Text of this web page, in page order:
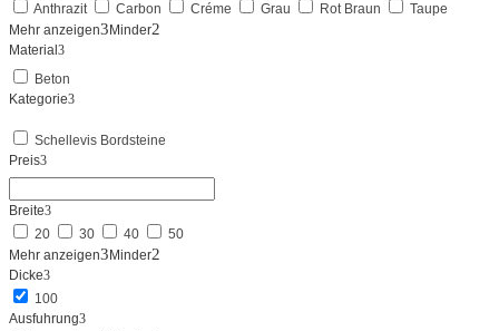
Anthrazit Carbon Créme Grau Rot Braun
Taupe
Mehr anzeigen
Minder
Material
Beton
Kategorie
Schellevis Bordsteine
Preis
Breite
20
30 40
50
Mehr anzeigen
Minder
Dicke
100
Ausfuhrung